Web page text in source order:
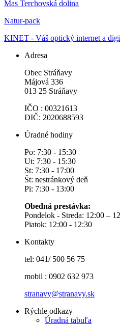
Mas Terchovská dolina
Natur-pack
KINET - Váš optický internet a
Adresa
Obec Stráňavy
Májová 336
013 25 Stráňavy
IČO : 00321613
DIČ: 2020688593
Úradné hodiny
Po: 7:30 - 15:30
Ut: 7:30 - 15:30
St: 7:30 - 17:00
Št: nestránkový deň
Pi: 7:30 - 13:00
Obedná prestávka:
Pondelok - Streda: 12:00 –
Piatok: 12:00 - 12:30
Kontakty
tel: 041/ 500 56 75
mobil : 0902 632 973
stranavy@stranavy.sk
Rýchle odkazy
Úradná tabuľa